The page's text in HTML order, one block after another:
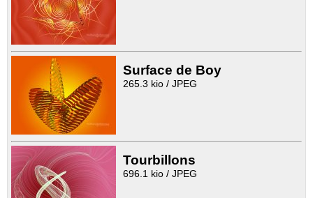
Surface de Boy
265.3 kio / JPEG
Tourbillons
696.1 kio / JPEG